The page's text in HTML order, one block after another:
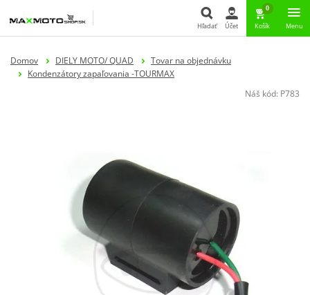
Hľadať Účet
0
Košík Menu
Domov DIELY MOTO/ QUAD
Tovar na objednávku
Kondenzátory zapaľovania -TOURMAX
Náš kód: P783